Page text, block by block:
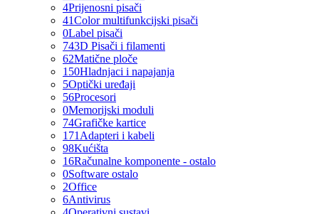
4Prijenosni pisači
41Color multifunkcijski pisači
0Label pisači
743D Pisači i filamenti
62Matične ploče
150Hladnjaci i napajanja
5Optički uređaji
56Procesori
0Memorijski moduli
74Grafičke kartice
171 Adapteri i kabeli
98Kućišta
16Računalne komponente - ostalo
0Software ostalo
2Office
6Antivirus